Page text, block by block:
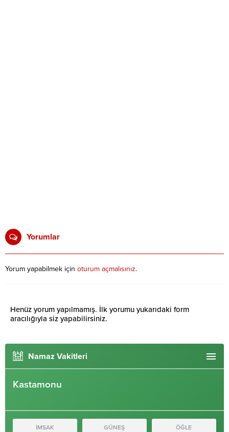
Yorumlar
Yorum yapabilmek için oturum açmalısınız.
Henüz yorum yapılmamış. İlk yorumu yukarıdaki form
aracılığıyla siz yapabilirsiniz.
Namaz Vakitleri
Kastamonu
İMSAK GÜNEŞ ÖĞLE